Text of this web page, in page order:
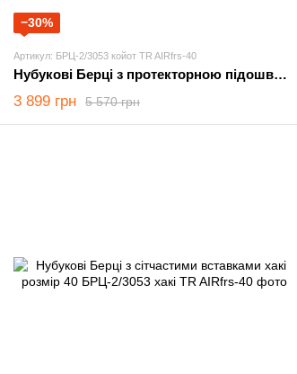
−30%
Артикул: БРЦ-2/3053 койот TR AIRfrs-40
Нубукові Берці з протекторною підошвою койот розмір 40
5 570 грн
3 899 грн